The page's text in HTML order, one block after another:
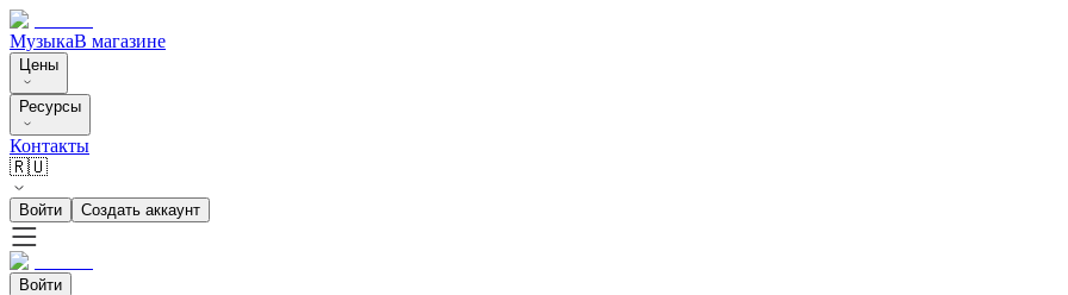
МузыкаВ магазине
Цены
Ресурсы
Контакты
🇷🇺
Войти Создать аккаунт
Войти